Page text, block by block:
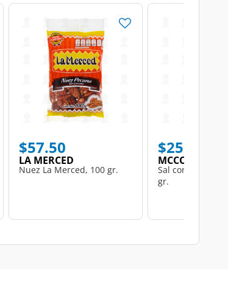
$57.50
LA MERCED
Nuez La Merced, 100 gr.
$25.50
MCCORMICK
Sal con Ajo
gr.